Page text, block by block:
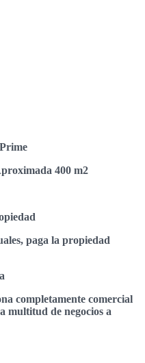
400 m2
paga la propiedad
completamente comercial
multitud de negocios a